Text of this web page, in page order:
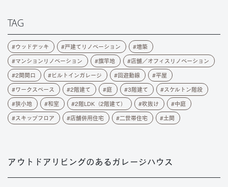
TAG
ウッドデッキ 戸建てリノベーション 増築
マンションリノベーション 旗竿地 店舗／オフィスリノベーション
2間間口 ビルトインガレージ 回遊動線 平屋
ワークスペース 2階建て 庭 3階建て スケルトン階段
狭小地 和室 2階LDK（2階建て） 吹抜け 中庭
スキップフロア 店舗併用住宅 二世帯住宅 土間
アウトドアリビングのあるガレージハウス